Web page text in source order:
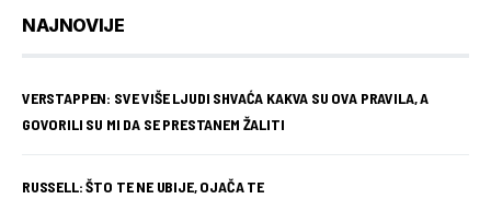
NAJNOVIJE
VERSTAPPEN: SVE VIŠE LJUDI SHVAĆA KAKVA SU OVA PRAVILA, A
GOVORILI SU MI DA SE PRESTANEM ŽALITI
RUSSELL: ŠTO TE NE UBIJE, OJAČA TE